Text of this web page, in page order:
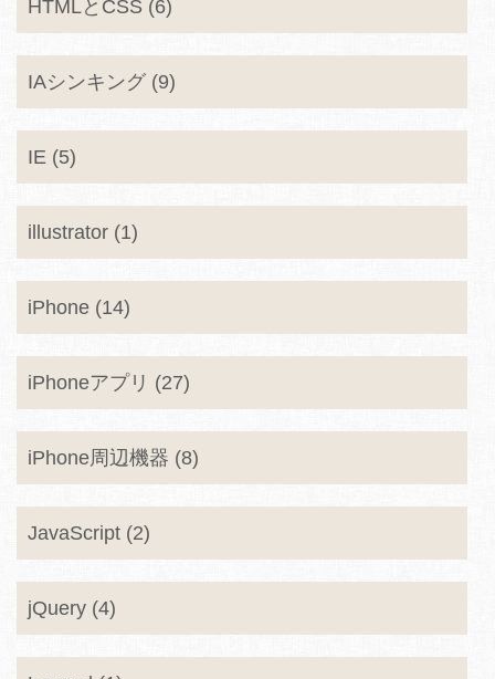
HTMLとCSS (6)
IAシンキング (9)
IE (5)
illustrator (1)
iPhone (14)
iPhoneアプリ (27)
iPhone周辺機器 (8)
JavaScript (2)
jQuery (4)